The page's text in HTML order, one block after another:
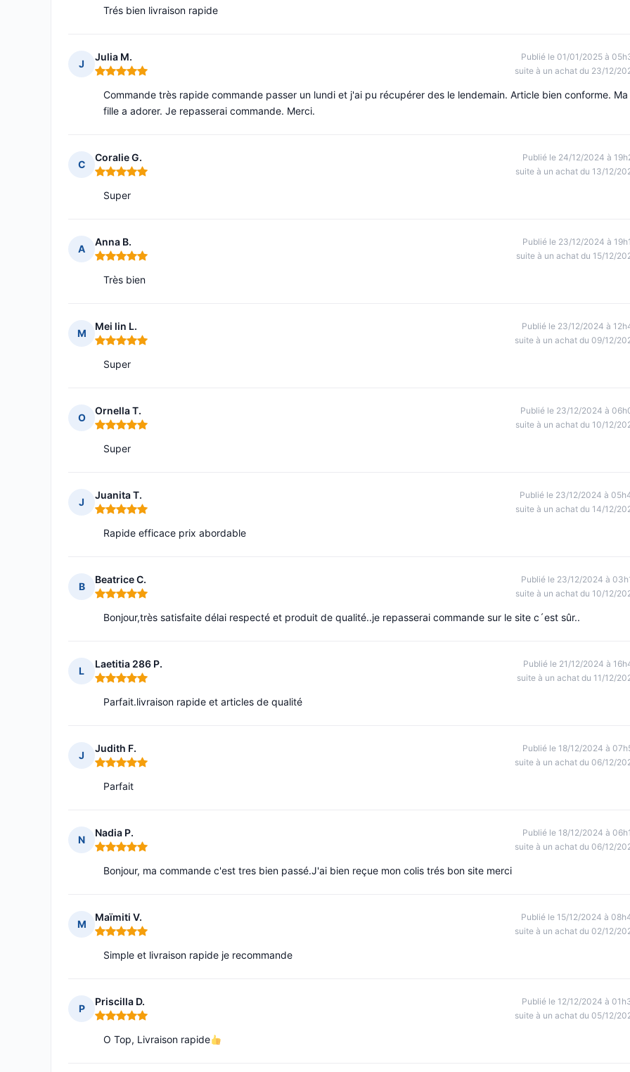
Trés bien livraison rapide
J
Julia M.
Note : 5 sur 5
Publié le 01/01/2025 à
suite à un achat du 23/12/
Commande très rapide commande passer un lundi et j'ai pu récupérer des le lendemain. Article bien conforme. Ma
fille a adorer. Je repasserai commande. Merci.
C
Coralie G.
Note : 5 sur 5
Publié le 24/12/2024 à
suite à un achat du 13/12/
Super
A
Anna B.
Note : 5 sur 5
Publié le 23/12/2024 à
suite à un achat du 15/12/
Très bien
M
Mei lin L.
Note : 5 sur 5
Publié le 23/12/2024 à
suite à un achat du 09/12/
Super
O
Ornella T.
Note : 5 sur 5
Publié le 23/12/2024 à
suite à un achat du 10/12/
Super
J
Juanita T.
Note : 5 sur 5
Publié le 23/12/2024 à
suite à un achat du 14/12/
Rapide efficace prix abordable
B
Beatrice C.
Note : 5 sur 5
Publié le 23/12/2024 à
suite à un achat du 10/12/
Bonjour,très satisfaite délai respecté et produit de qualité..je repasserai commande sur le site c´est sûr..
L
Laetitia 286 P.
Note : 5 sur 5
Publié le 21/12/2024 à
suite à un achat du 11/12/
Parfait.livraison rapide et articles de qualité
J
Judith F.
Note : 5 sur 5
Publié le 18/12/2024 à
suite à un achat du 06/12/
Parfait
N
Nadia P.
Note : 5 sur 5
Publié le 18/12/2024 à
suite à un achat du 06/12/
Bonjour, ma commande c'est tres bien passé.J'ai bien reçue mon colis trés bon site merci
M
Maïmiti V.
Note : 5 sur 5
Publié le 15/12/2024 à
suite à un achat du 02/12/
Simple et livraison rapide je recommande
P
Priscilla D.
Note : 5 sur 5
Publié le 12/12/2024 à
suite à un achat du 05/12/
O Top, Livraison rapide